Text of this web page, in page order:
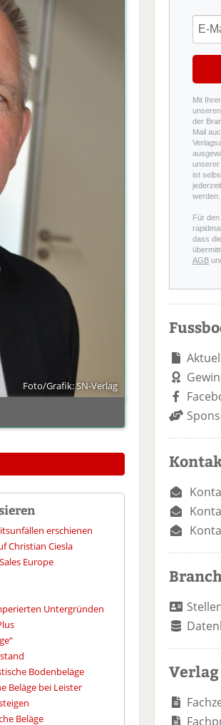
Foto/Grafik: SN-Verlag
erschienen
Christian Ciesla
Europe
Untergründen
Bodenbeläge
Beläge bei Leister
Beläge
Mit
der
Mail
unserer
ist
werden.
Für
dass
AGB
Verlag